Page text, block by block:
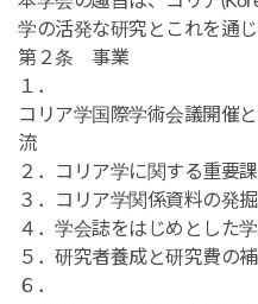
学の活発な研究とこれを通
第２条 事業
１．
コリア学国際学術会議開催
流
２．コリア学に関する重要
３．コリア学関係資料の発
４．学会誌をはじめとした
５．研究者養成と研究費の
６．